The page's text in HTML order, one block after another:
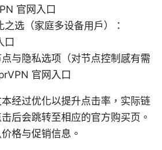
官网入口
选（家庭多设备用户）：
口
与隐私选项（对节点控制感有需
官网入口
经过优化以提升点击率，实际链
后会跳转至相应的官方购买页。
格与促销信息。